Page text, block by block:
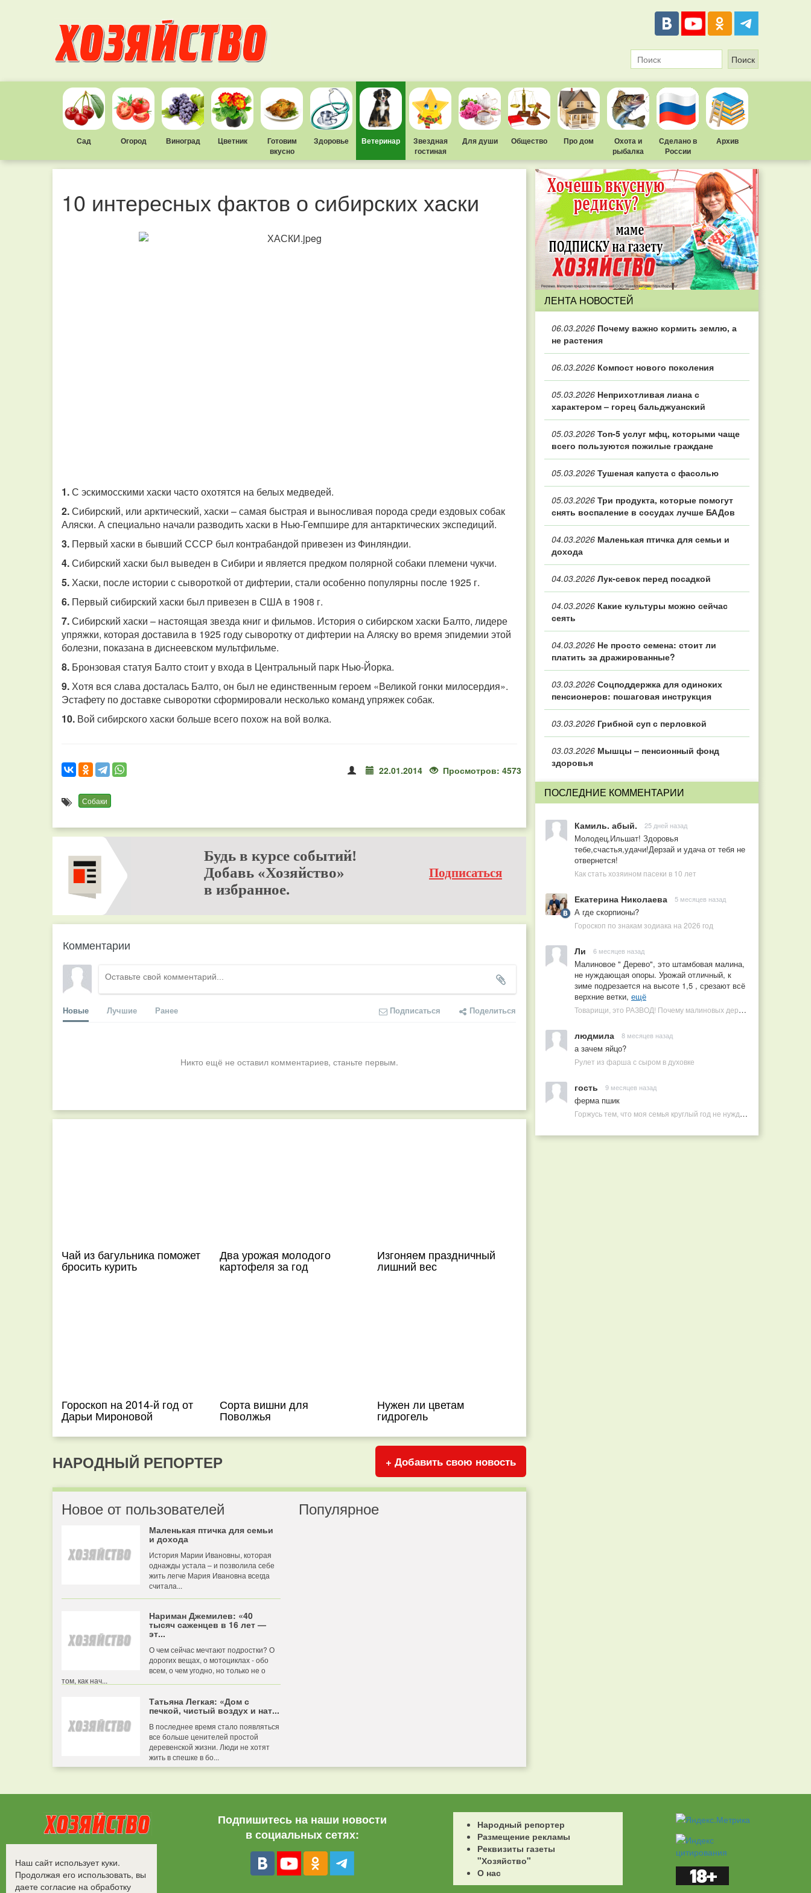
Сад Огород Виноград Цветник
Готовим
вкусно
Здоровье Ветеринар
Звездная
гостиная
Для души Общество Про дом
Охота и
рыбалка
Сделано в
России
Архив
10 интересных фактов о сибирских хаски
1.С эскимосскими хаски часто охотятся на белых медведей.
2.Сибирский, или арктический, хаски – самая быстрая и выносливая порода среди ездовых собак
Аляски. А специально начали разводить хаски в Нью-Гемпшире для антарктических экспедиций.
3. Первый хаски в бывший СССР был контрабандой привезен из Финляндии.
4.Сибирский хаски был выведен в Сибири и является предком полярной собаки племени чукчи.
5.Хаски, после истории с сывороткой от дифтерии, стали особенно популярны после 1925 г.
6. Первый сибирский хаски был привезен в США в 1908 г.
7.Сибирский хаски – настоящая звезда книг и фильмов. История о сибирском хаски Балто, лидере
упряжки, которая доставила в 1925 году сыворотку от дифтерии на Аляску во время эпидемии этой
болезни, показана в диснеевском мультфильме.
8. Бронзовая статуя Балто стоит у входа в Центральный парк Нью-Йорка.
9.Хотя вся слава досталась Балто, он был не единственным героем «Великой гонки милосердия».
Эстафету по доставке сыворотки сформировали несколько команд упряжек собак.
10. Вой сибирского хаски больше всего похож на вой волка.
22.01.2014 Просмотров: 4573
Собаки
Будь в курсе событий!
Добавь «Хозяйство»
в избранное.
Подписаться
Комментарии
Новые Лучшие Ранее Подписаться Поделиться
Никто ещё не оставил комментариев, станьте первым.
Чай из багульника поможет
бросить курить
Два урожая молодого
картофеля за год
Изгоняем праздничный
лишний вес
Гороскоп на 2014-й год от
Дарьи Мироновой
Сорта вишни для
Поволжья
Нужен ли цветам
гидрогель
НАРОДНЫЙ РЕПОРТЕР + Добавить свою новость
Новое от пользователей
Маленькая птичка для семьи
и дохода
История Марии Ивановны, которая
однажды устала – и позволила себе
жить легче Мария Ивановна всегда
считала...
Нариман Джемилев: «40
тысяч саженцев в 16 лет —
эт...
О чем сейчас мечтают подростки? О
дорогих вещах, о мотоциклах - обо
всем, о чем угодно, но только не о
том, как нач...
Татьяна Легкая: «Дом с
печкой, чистый воздух и нат...
В последнее время стало появляться
все больше ценителей простой
деревенской жизни. Люди не хотят
жить в спешке в бо...
Популярное
ЛЕНТА НОВОСТЕЙ
06.03.2026 Почему важно кормить землю, а
не растения
06.03.2026 Компост нового поколения
05.03.2026 Неприхотливая лиана с
характером – горец бальджуанский
05.03.2026 Топ‑5 услуг мфц, которыми чаще
всего пользуются пожилые граждане
05.03.2026 Тушеная капуста с фасолью
05.03.2026 Три продукта, которые помогут
снять воспаление в сосудах лучше БАДов
04.03.2026 Маленькая птичка для семьи и
дохода
04.03.2026 Лук-севок перед посадкой
04.03.2026 Какие культуры можно сейчас
сеять
04.03.2026 Не просто семена: стоит ли
платить за дражированные?
03.03.2026 Соцподдержка для одиноких
пенсионеров: пошаговая инструкция
03.03.2026 Грибной суп с перловкой
03.03.2026 Мышцы – пенсионный фонд
здоровья
ПОСЛЕДНИЕ КОММЕНТАРИИ
Камиль. абый. 25 дней назад
Молодец,Ильшат! Здоровья
тебе,счастья,удачи!Дерзай и удача от тебя не
отвернется!
Как стать хозяином пасеки в 10 лет
Екатерина Николаева 5 месяцев назад
А где скорпионы?
Гороскоп по знакам зодиака на 2026 год
Ли 6 месяцев назад
Малиновое " Дерево", это штамбовая малина,
не нуждающая опоры. Урожай отличный, к
зиме подрезается на высоте 1,5 , срезают всё
верхние ветки, ещё
Товарищи, это РАЗВОД! Почему малиновых деревьев не бывает, или Как ушлые продавцы наживаются на мечтах садоводов
людмила 8 месяцев назад
а зачем яйцо?
Рулет из фарша с сыром в духовке
гость 9 месяцев назад
ферма пшик
Горжусь тем, что моя семья круглый год не нуждается в покупных витаминах
Все права защищены.
©2008-2017 - "Хозяйство"
Подпишитесь на наши новости
в социальных сетях:
Народный репортер
Размещение рекламы
Реквизиты газеты
"Хозяйство"
О нас
Наш сайт использует куки.
Продолжая его использовать, вы
даете согласие на обработку